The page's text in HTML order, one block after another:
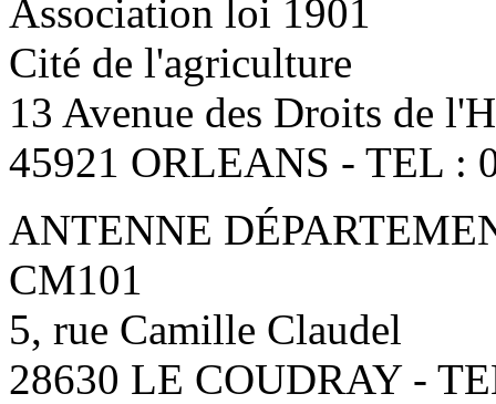
Association loi 1901
Cité de l'agriculture
13 Avenue des Droits de
45921 ORLEANS - TEL :
ANTENNE
CM101
5, rue Camille Claudel
28630 LE COUDRAY -